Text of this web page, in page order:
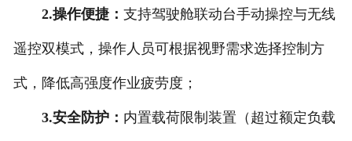
2.操作便捷： 支持驾驶舱联动台手动操控与无线
遥控双模式，操作人员可根据视野需求选择控制方
式，降低高强度作业疲劳度；
3.安全防护： 内置载荷限制装置（超过额定负载